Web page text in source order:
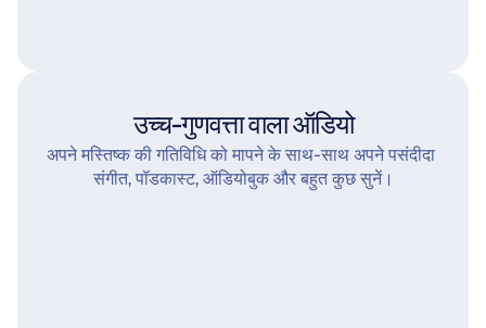
उच्च-गुणवत्ता वाला ऑडियो
अपने मस्तिष्क की गतिविधि को मापने के साथ-साथ अपने पसंदीदा
संगीत, पॉडकास्ट, ऑडियोबुक और बहुत कुछ सुनें।